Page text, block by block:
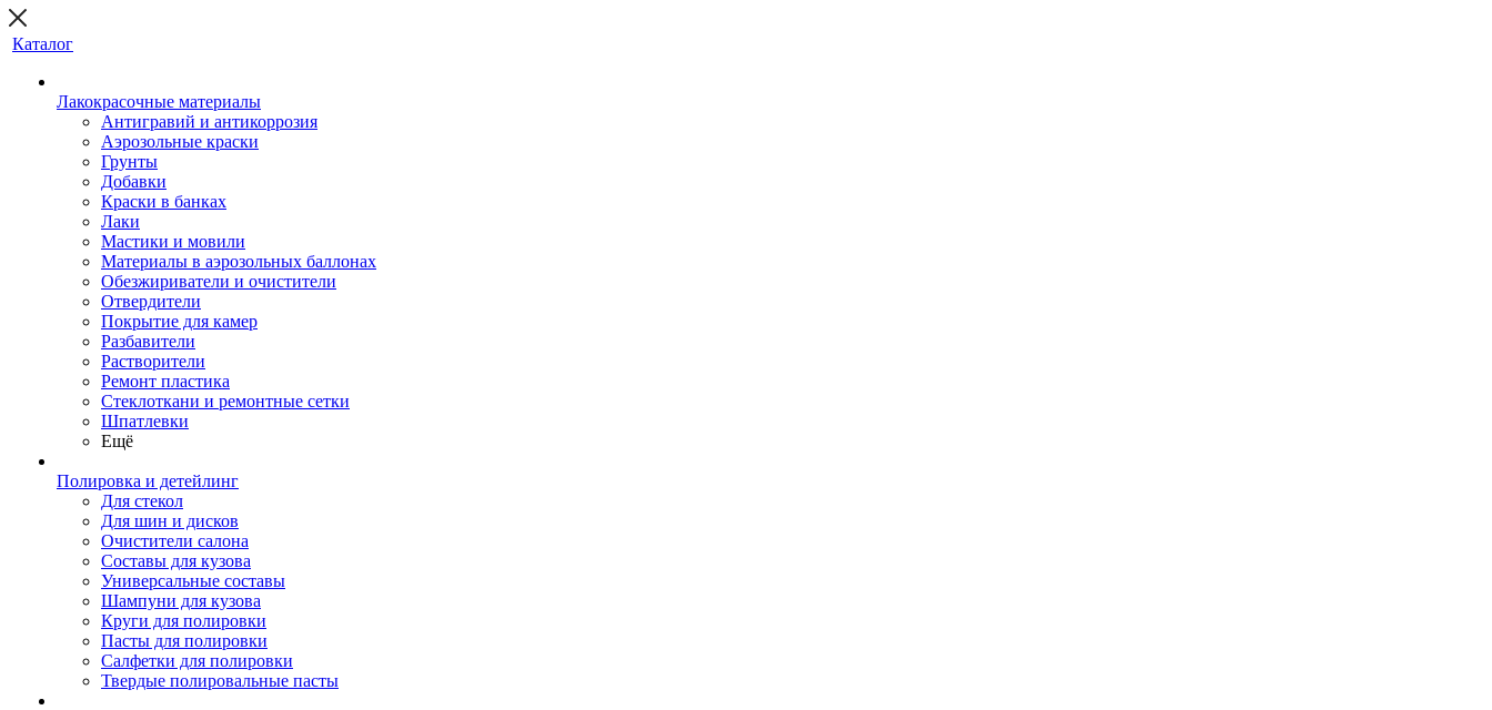
Каталог
Лакокрасочные материалы
Антигравий и антикоррозия
Аэрозольные краски
Грунты
Добавки
Краски в банках
Лаки
Мастики и мовили
Материалы в аэрозольных баллонах
Обезжириватели и очистители
Отвердители
Покрытие для камер
Разбавители
Растворители
Ремонт пластика
Стеклоткани и ремонтные сетки
Шпатлевки
Ещё
Полировка и детейлинг
Для стекол
Для шин и дисков
Очистители салона
Составы для кузова
Универсальные составы
Шампуни для кузова
Круги для полировки
Пасты для полировки
Салфетки для полировки
Твердые полировальные пасты